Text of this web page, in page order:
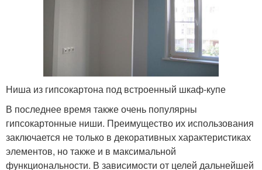
Ниша из гипсокартона под встроенный шкаф-купе
В последнее время также очень популярны
гипсокартонные ниши. Преимущество их использования
заключается не только в декоративных характеристиках
элементов, но также и в максимальной
функциональности. В зависимости от целей дальнейшей